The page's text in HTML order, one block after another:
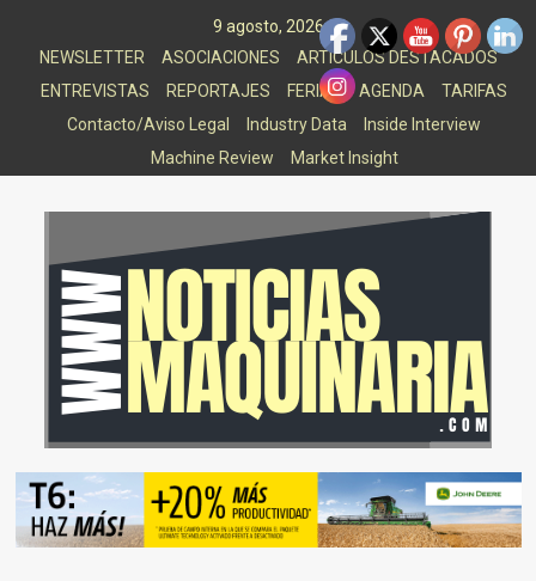
9 agosto, 2026
NEWSLETTER
ASOCIACIONES
ARTICULOS DESTACADOS
ENTREVISTAS
REPORTAJES FERIAS AGENDA
TARIFAS
Contacto/Aviso Legal
Industry Data
Inside Interview
Machine Review
Market Insight